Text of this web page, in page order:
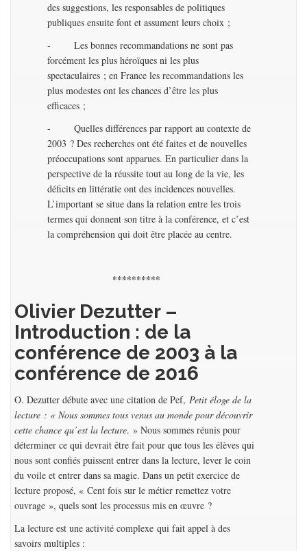
des suggestions, les responsables de politiques
publiques ensuite font et assument leurs choix ;
- Les bonnes recommandations ne sont pas
forcément les plus héroïques ni les plus
spectaculaires ; en France les recommandations les
plus modestes ont les chances d’être les plus
efficaces ;
- Quelles différences par rapport au contexte de
2003 ? Des recherches ont été faites et de nouvelles
préoccupations sont apparues. En particulier dans la
perspective de la réussite tout au long de la vie, les
déficits en littératie ont des incidences nouvelles.
L’important se situe dans la relation entre les trois
termes qui donnent son titre à la conférence, et c’est
la compréhension qui doit être placée au centre.
**********
Olivier Dezutter –
Introduction : de la
conférence de 2003 à la
conférence de 2016
O. Dezutter débute avec une citation de Pef, Petit éloge de la
lecture : « Nous sommes tous venus au monde pour découvrir
cette chance qu’est la lecture. » Nous sommes réunis pour
déterminer ce qui devrait être fait pour que tous les élèves qui
nous sont confiés puissent entrer dans la lecture, lever le coin
du voile et entrer dans sa magie. Dans un petit exercice de
lecture proposé, « Cent fois sur le métier remettez votre
ouvrage », quels sont les processus mis en œuvre ?
La lecture est une activité complexe qui fait appel à des
savoirs multiples :